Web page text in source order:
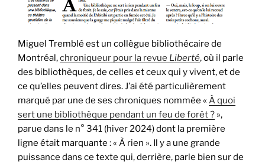
Miguel Tremblé est un collègue bibliothécaire de
Montréal,chroniqueur pour la revue Liberté, où il parle
des bibliothèques, de celles et ceux qui y vivent, et de
ce qu’elles peuvent dires. J’ai été particulièrement
marqué par une de ses chroniques nommée « À quoi
sert une bibliothèque pendant un feu de forêt ? »,
parue dans le n° 341 (hiver 2024) dont la première
ligne était marquante : « À rien ». Il y a une grande
puissance dans ce texte qui, derrière, parle bien sur de